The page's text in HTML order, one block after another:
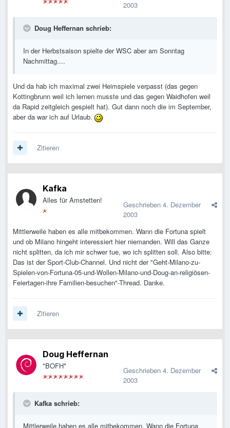
2003
Doug Heffernan schrieb:
In der Herbstsaison spielte der WSC aber am Sonntag
Nachmittag....
Und da hab ich maximal zwei Heimspiele verpasst (das gegen
Kottingbrunn weil ich lernen musste und das gegen Waidhofen weil
da Rapid zeitgleich gespielt hat). Gut dann noch die im September,
aber da war ich auf Urlaub.
Zitieren
Kafka
Alles für Amstetten! Geschrieben 4. Dezember
2003
Mittlerweile haben es alle mitbekommen. Wann die Fortuna spielt
und ob Milano hingeht interessiert hier niemanden. Will das Ganze
nicht splitten, da ich mir schwer tue, wo ich splitten soll. Also bitte:
Das ist der Sport-Club-Channel. Und nicht der "Geht-Milano-zu-
Spielen-von-Fortuna-05-und-Wollen-Milano-und-Doug-an-religiösen-
Feiertagen-ihre Familien-besuchen"-Thread. Danke.
Zitieren
Doug Heffernan
*BOFH* Geschrieben 4. Dezember
2003
Kafka schrieb:
Mittlerweile haben es alle mitbekommen. Wann die Fortuna